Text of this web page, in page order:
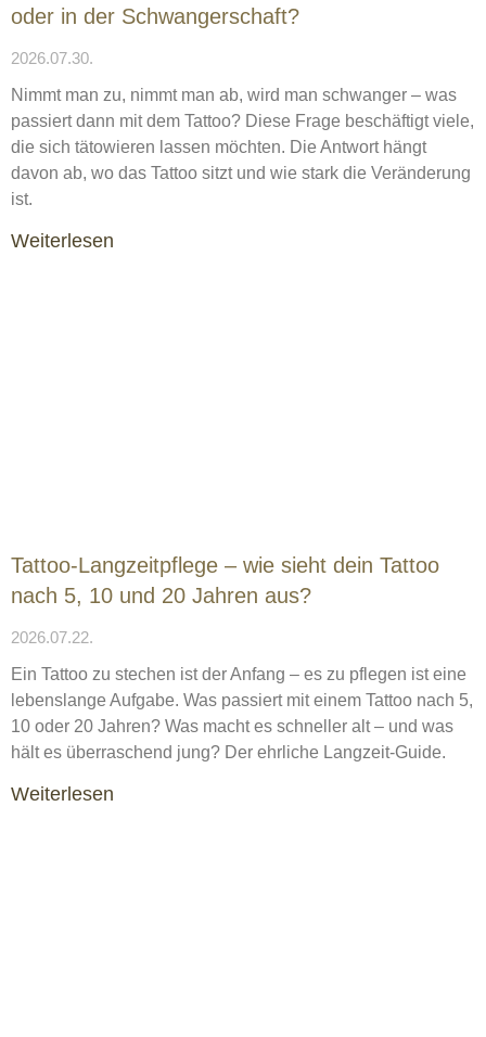
oder in der Schwangerschaft?
2026.07.30.
Nimmt man zu, nimmt man ab, wird man schwanger – was
passiert dann mit dem Tattoo? Diese Frage beschäftigt viele,
die sich tätowieren lassen möchten. Die Antwort hängt
davon ab, wo das Tattoo sitzt und wie stark die Veränderung
ist.
Weiterlesen
Tattoo-Langzeitpflege – wie sieht dein Tattoo
nach 5, 10 und 20 Jahren aus?
2026.07.22.
Ein Tattoo zu stechen ist der Anfang – es zu pflegen ist eine
lebenslange Aufgabe. Was passiert mit einem Tattoo nach 5,
10 oder 20 Jahren? Was macht es schneller alt – und was
hält es überraschend jung? Der ehrliche Langzeit-Guide.
Weiterlesen